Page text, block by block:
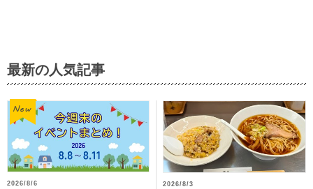
最新の人気記事
2026/8/6 2026/8/3